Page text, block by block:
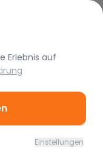
Range Rover
Maserati
Erlebnis auf
Einstellungen